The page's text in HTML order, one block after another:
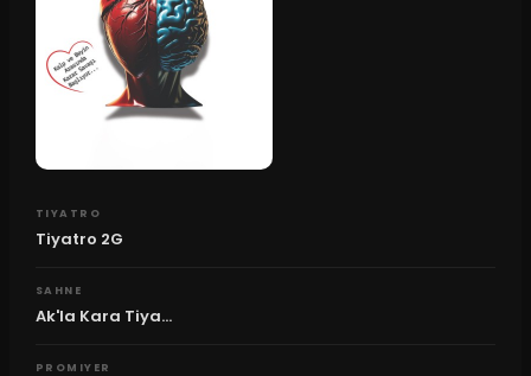
TIYATRO
Tiyatro 2G
SAHNE
Ak'la Kara Tiya...
PROMIYER